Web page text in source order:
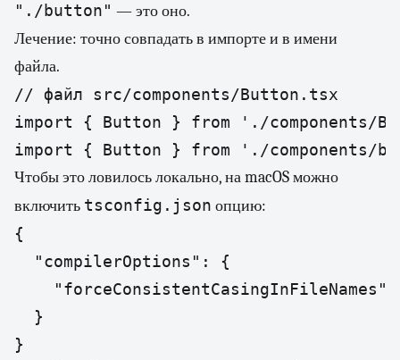
"./button" — это оно.
Лечение: точно совпадать в импорте и в имени
файла.
// файл src/components/Button.tsx
import { Button } from './components/
import { Button } from './components/
Чтобы это ловилось локально, на macOS можно
включить tsconfig.json опцию:
{
  "compilerOptions": {
  }
}